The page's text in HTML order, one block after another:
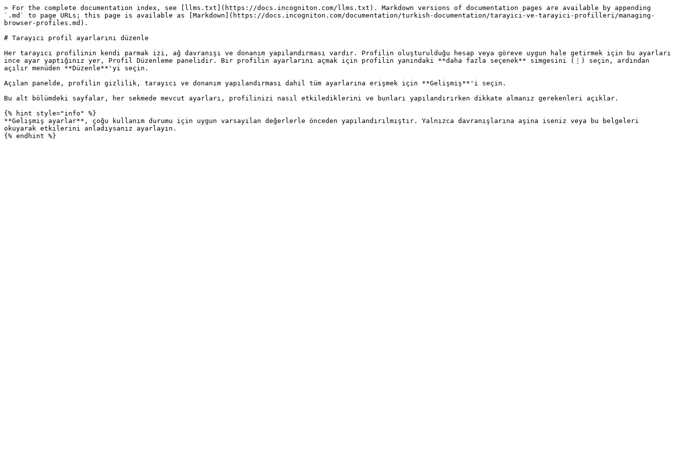
> For the complete documentation index, see [llms.txt](https://docs.incogniton.com/llms.txt). Markdown versions of documentation pages are available by appending
`.md` to page URLs; this page is available as [Markdown](https://docs.incogniton.com/documentation/turkish-documentation/tarayici-ve-tarayici-profilleri/managing-
browser-profiles.md).
# Tarayıcı profil ayarlarını düzenle
Her tarayıcı profilinin kendi parmak izi, ağ davranışı ve donanım yapılandırması vardır. Profilin oluşturulduğu hesap veya göreve uygun hale getirmek için bu ayarları
ince ayar yaptığınız yer, Profil Düzenleme panelidir. Bir profilin ayarlarını açmak için profilin yanındaki **daha fazla seçenek** simgesini (⋮) seçin, ardından
açılır menüden **Düzenle**'yi seçin.
Açılan panelde, profilin gizlilik, tarayıcı ve donanım yapılandırması dahil tüm ayarlarına erişmek için **Gelişmiş**'i seçin.
Bu alt bölümdeki sayfalar, her sekmede mevcut ayarları, profilinizi nasıl etkilediklerini ve bunları yapılandırırken dikkate almanız gerekenleri açıklar.
{% hint style="info" %}
**Gelişmiş ayarlar**, çoğu kullanım durumu için uygun varsayılan değerlerle önceden yapılandırılmıştır. Yalnızca davranışlarına aşina iseniz veya bu belgeleri
okuyarak etkilerini anladıysanız ayarlayın.